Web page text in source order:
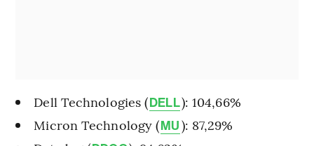
Dell Technologies (DELL): 104,66%
Micron Technology (MU): 87,29%